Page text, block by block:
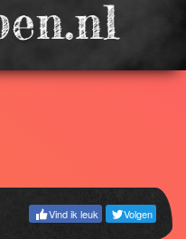
Vind ik leuk Volgen
3.56
3.26